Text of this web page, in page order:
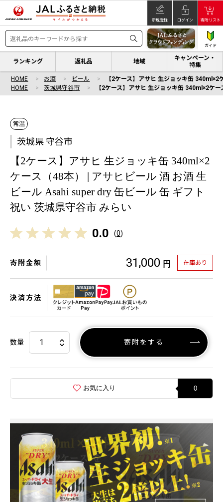
新規登録 ログイン 寄附リスト
ガイド
ランキング 返礼品 地域
キャンペーン・
特集
HOME お酒 ビール
【2ケース】アサヒ 生ジョッキ缶
HOME
茨城県守谷市 【2ケース】アサヒ 生ジョッキ缶 340ml×2ケ
常温
茨城県 守谷市
【2ケース】アサヒ 生ジョッキ缶 340ml×2
ケース（48本） | アサヒビール 酒 お酒 生
ビール Asahi super dry 缶ビール 缶 ギフト
祝い 茨城県守谷市 みらい
0.0 (0)
寄附金額 31,000 円 在庫あり
決済方法
数量 寄附をする
お気に入り 0